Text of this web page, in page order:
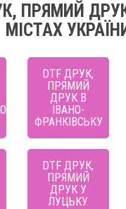
ПРЯМИЙ
МІСТАХ
DTF ДРУК,
ПРЯМИЙ
ДРУК В
ІВАНО-
ФРАНКІВСЬКУ
DTF ДРУК,
ПРЯМИЙ
ДРУК У
ЛУЦЬКУ